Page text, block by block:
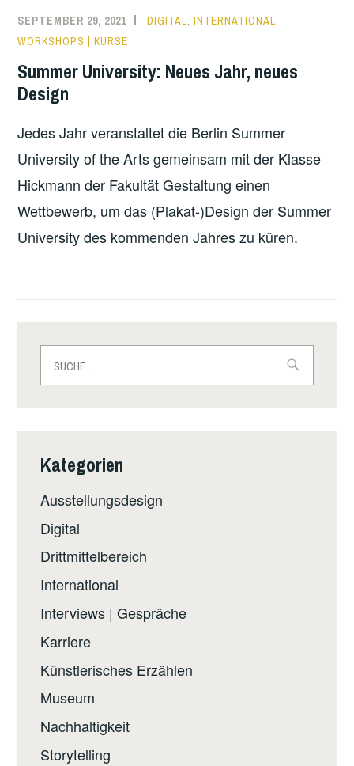
UNIVERSITY
OF
THE
ARTS
SEPTEMBER 29, 2021 DIGITAL,INTERNATIONAL,
WORKSHOPS | KURSE
Summer University: Neues Jahr, neues
Design
Jedes Jahr veranstaltet die Berlin Summer
University of the Arts gemeinsam mit der Klasse
Hickmann der Fakultät Gestaltung einen
Wettbewerb, um das (Plakat-)Design der Summer
University des kommenden Jahres zu küren.
nach:
Kategorien
Ausstellungsdesign
Digital
Drittmittelbereich
International
Interviews | Gespräche
Karriere
Künstlerisches Erzählen
Museum
Nachhaltigkeit
Storytelling